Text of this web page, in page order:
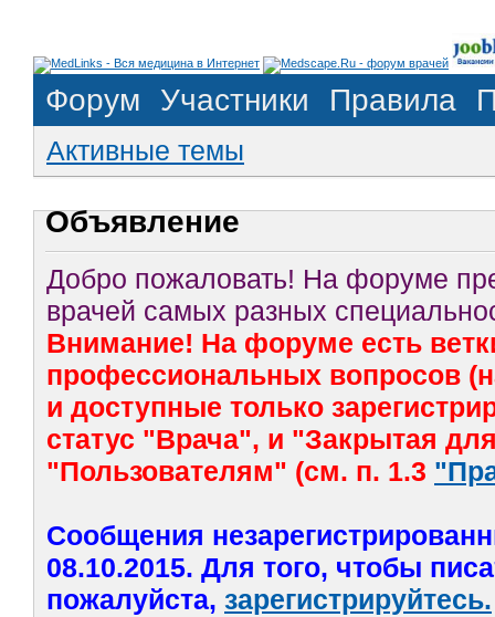
Форум Участники Правила
Активные темы
Объявление
Добро пожаловать! На форуме
врачей самых разных
Внимание! На форуме есть
профессиональных вопросов
и доступные только
статус "Врача", и "Закрытая
"Пользователям" (см. п. 1.3
Сообщения
08.10.2015. Для того, чтобы
пожалуйста, зарегистрируйтесь.